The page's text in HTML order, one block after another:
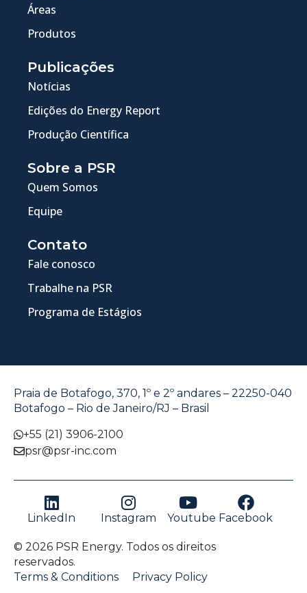
Áreas
Produtos
Publicações
Notícias
Edições do Energy Report
Produção Científica
Sobre a PSR
Quem Somos
Equipe
Contato
Fale conosco
Trabalhe na PSR
Programa de Estágios
Praia de Botafogo, 370, 1º e 2º andares – 22250-040
Botafogo – Rio de Janeiro/RJ – Brasil
+55 (21) 3906-2100
psr@psr-inc.com
LinkedIn Instagram Youtube Facebook
© 2026 PSR Energy. Todos os direitos
reservados.
Terms & Conditions
Privacy Policy